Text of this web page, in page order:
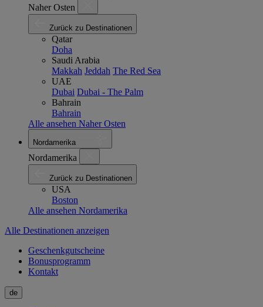
Naher Osten
Zurück zu Destinationen
Qatar
Doha
Saudi Arabia
Makkah Jeddah The Red Sea
UAE
Dubai Dubai - The Palm
Bahrain
Bahrain
Alle ansehen Naher Osten
Nordamerika
Nordamerika
Zurück zu Destinationen
USA
Boston
Alle ansehen Nordamerika
Alle Destinationen anzeigen
Geschenkgutscheine
Bonusprogramm
Kontakt
de